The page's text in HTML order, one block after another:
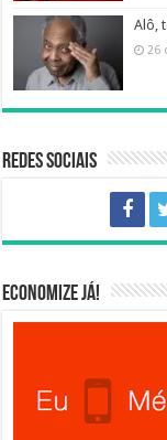
Alô,
26
Redes sociais
Economize já!